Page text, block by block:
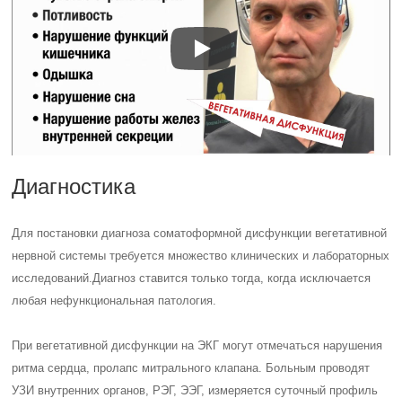
Диагностика
Для постановки диагноза соматоформной дисфункции вегетативной
нервной системы требуется множество клинических и лабораторных
исследований. Диагноз ставится только тогда, когда исключается
любая нефункциональная патология.
При вегетативной дисфункции на ЭКГ могут отмечаться нарушения
ритма сердца, пролапс митрального клапана. Больным проводят
УЗИ внутренних органов, РЭГ, ЭЭГ, измеряется суточный профиль